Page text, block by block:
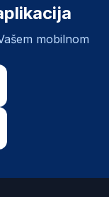
mobilnom